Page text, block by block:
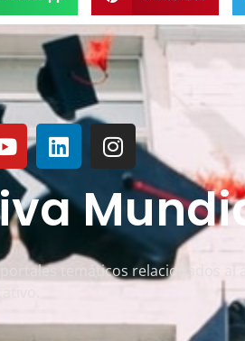
temáticos relacionados al